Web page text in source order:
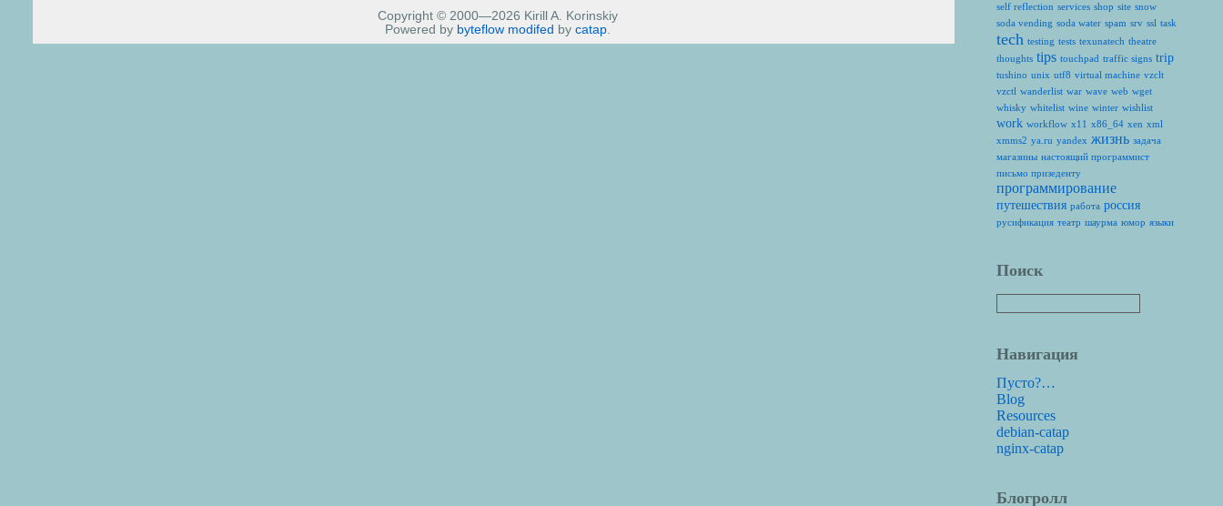
Copyright © 2000—2026 Kirill A. Korinskiy
Powered by byteflow modifed by catap.
self reflection services shop site snow
soda vending soda water spam srv ssl task
tech testing tests texunatech theatre
thoughts tips touchpad traffic signs trip
tushino unix utf8 virtual machine vzclt
vzctl wanderlist war wave web wget
whisky whitelist wine winter wishlist
work workflow x11 x86_64 xen xml
xmms2 ya.ru yandex жизнь задача
магазины настоящий программист
письмо призеденту
программирование
путешествия работа россия
русификация театр шаурма юмор языки
Поиск
Навигация
Пусто?…
Blog
Resources
debian-catap
nginx-catap
Блогролл